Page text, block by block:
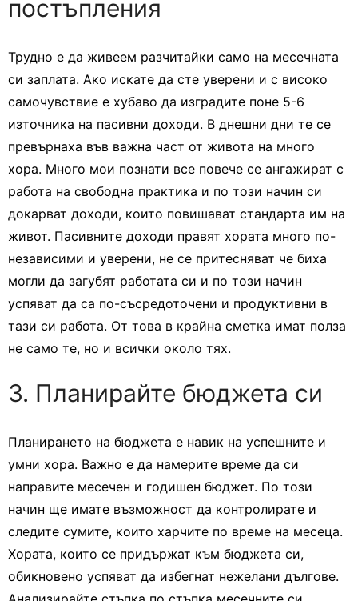
постъпления
Трудно е да живеем разчитайки само на месечната
си заплата. Ако искате да сте уверени и с високо
самочувствие е хубаво да изградите поне 5-6
източника на пасивни доходи. В днешни дни те се
превърнаха във важна част от живота на много
хора. Много мои познати все повече се ангажират с
работа на свободна практика и по този начин си
докарват доходи, които повишават стандарта им на
живот. Пасивните доходи правят хората много по-
независими и уверени, не се притесняват че биха
могли да загубят работата си и по този начин
успяват да са по-съсредоточени и продуктивни в
тази си работа. От това в крайна сметка имат полза
не само те, но и всички около тях.
3. Планирайте бюджета си
Планирането на бюджета е навик на успешните и
умни хора. Важно е да намерите време да си
направите месечен и годишен бюджет. По този
начин ще имате възможност да контролирате и
следите сумите, които харчите по време на месеца.
Хората, които се придържат към бюджета си,
обикновено успяват да избегнат нежелани дългове.